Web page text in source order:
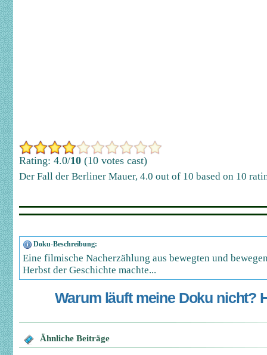
Rating: 4.0/10 (10 votes cast)
Der Fall der Berliner Mauer, 4.0 out of 10 based on 10
Doku-Beschreibung:
Eine filmische Nacherzählung aus bewegten und
Herbst der Geschichte machte...
Warum läuft meine Doku nicht?
Ähnliche Beiträge